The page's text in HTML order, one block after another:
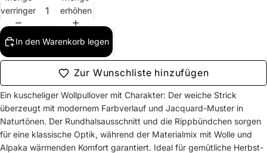
verringern
erhöhen
In den Warenkorb legen
Zur Wunschliste hinzufügen
Ein kuscheliger Wollpullover mit Charakter: Der weiche Strick
überzeugt mit modernem Farbverlauf und Jacquard-Muster in
Naturtönen. Der Rundhalsausschnitt und die Rippbündchen sorgen
für eine klassische Optik, während der Materialmix mit Wolle und
Alpaka wärmenden Komfort garantiert. Ideal für gemütliche Herbst-